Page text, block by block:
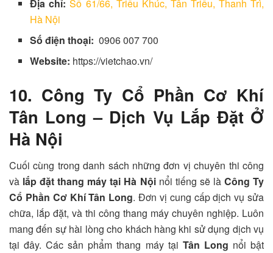
Địa chỉ: Số 61/66, Triều Khúc, Tân Triều, Thanh Trì,
Hà Nội
Số điện thoại: 0906 007 700
Website: https://vietchao.vn/
10. Công Ty Cổ Phần Cơ Khí
Tân Long – Dịch Vụ Lắp Đặt Ở
Hà Nội
Cuối cùng trong danh sách những đơn vị chuyên thi công
và lắp đặt thang máy tại Hà Nộinổi tiếng sẽ là Công Ty
Cổ Phần Cơ Khí Tân Long. Đơn vị cung cấp dịch vụ sửa
chữa, lắp đặt, và thi công thang máy chuyên nghiệp. Luôn
mang đến sự hài lòng cho khách hàng khi sử dụng dịch vụ
tại đây. Các sản phẩm thang máy tại Tân Long nổi bật